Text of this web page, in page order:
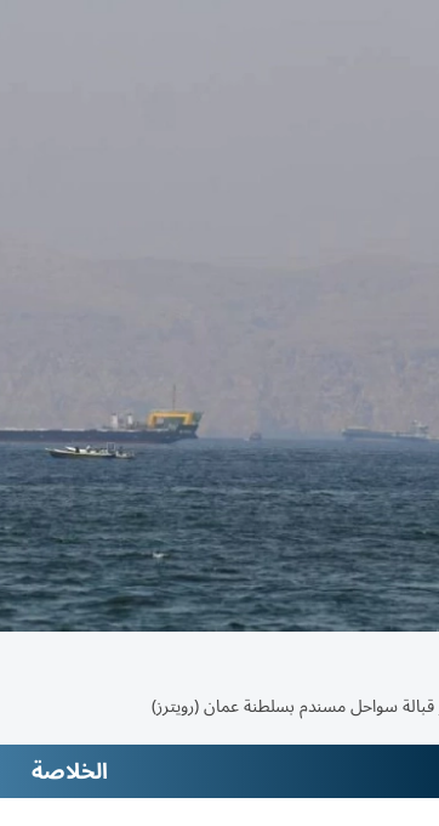
سواحل مسندم بسلطنة عمان (رويترز)
الخلاصة